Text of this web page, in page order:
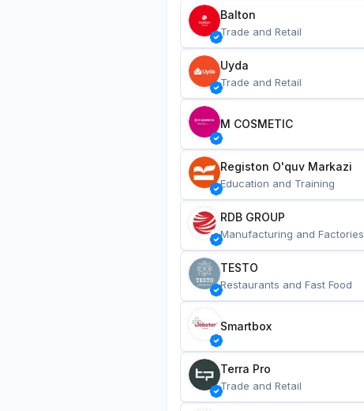
Balton
Trade and Retail
Uyda
Trade and Retail
M COSMETIC
Registon O'quv Markazi
Education and Training
RDB GROUP
Manufacturing and Factories
TESTO
Restaurants and Fast Food
Smartbox
Terra Pro
Trade and Retail